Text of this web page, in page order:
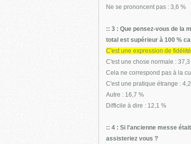
Ne se prononcent pas : 3,6 %
:: 3 : Que pensez-vous de la
total est supérieur à 100 %
C'est une expression de
C'est une chose normale : 37,3
Cela ne correspond pas à la
C'est une pratique étrange :
Autre : 16,7 %
Difficile à dire : 12,1 %
:: 4 : Si l'ancienne messe
assisteriez vous ?